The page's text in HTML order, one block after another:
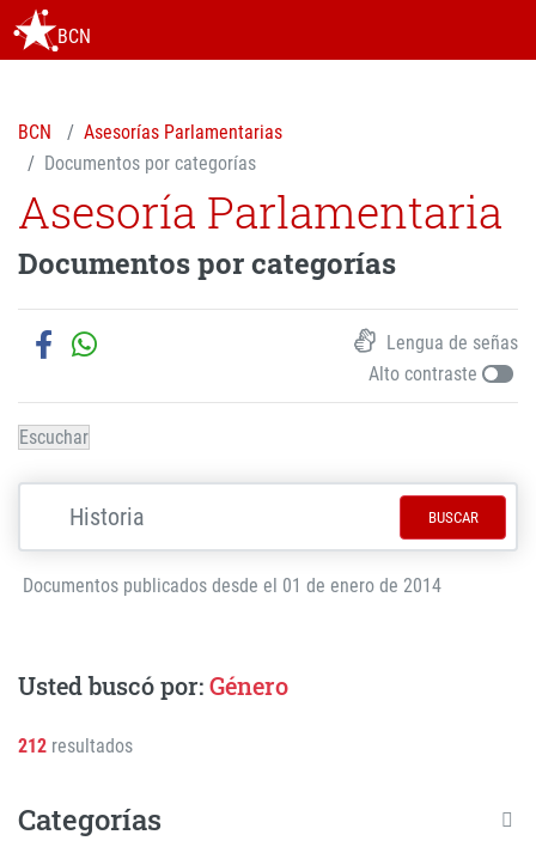
BCN
BCN
Asesorías Parlamentarias
Documentos por categorías
Asesoría Parlamentaria
Documentos por categorías
Lengua de señas
Alto contraste
Escuchar
BUSCAR
Documentos publicados desde el 01 de enero de 2014
Usted buscó por:Género
212 resultados
Categorías